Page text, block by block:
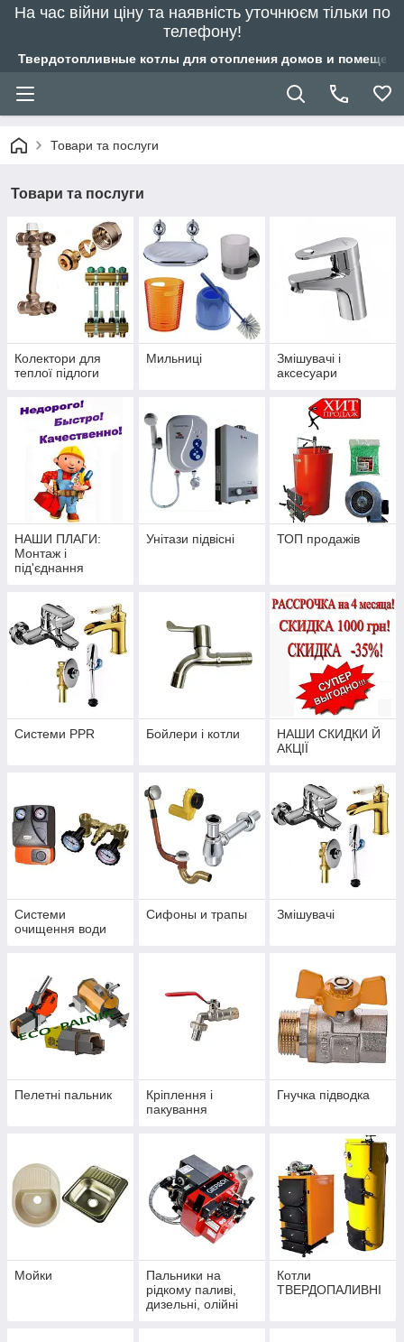
На час війни ціну та наявність уточнюєм тільки по
телефону!
Твердотопливные котлы для отопления домов и
Товари та послуги
Товари та послуги
Колектори для
теплої підлоги
Мильниці
Змішувачі і
аксесуари
НАШИ ПЛАГИ:
Монтаж і
під'єднання
Унітази підвісні ТОП продажів
Системи PPR Бойлери і котли
НАШИ СКИДКИ Й
АКЦІЇ
Системи
очищення води
Сифоны и трапы Змішувачі
Пелетні пальник
Кріплення і
пакування
Гнучка підводка
Мойки
Пальники на
рідкому паливі,
дизельні, олійні
Котли
ТВЕРДОПАЛИВНІ